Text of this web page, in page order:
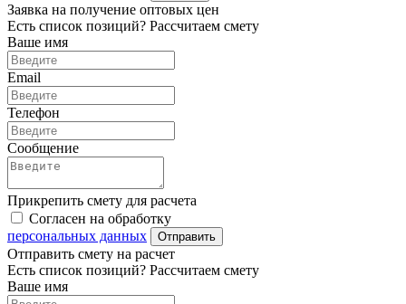
Заявка на получение оптовых цен
Есть список позиций? Рассчитаем смету
Ваше имя
Email
Телефон
Сообщение
Прикрепить смету для расчета
Согласен на обработку
персональных данных
Отправить
Отправить смету на расчет
Есть список позиций? Рассчитаем смету
Ваше имя